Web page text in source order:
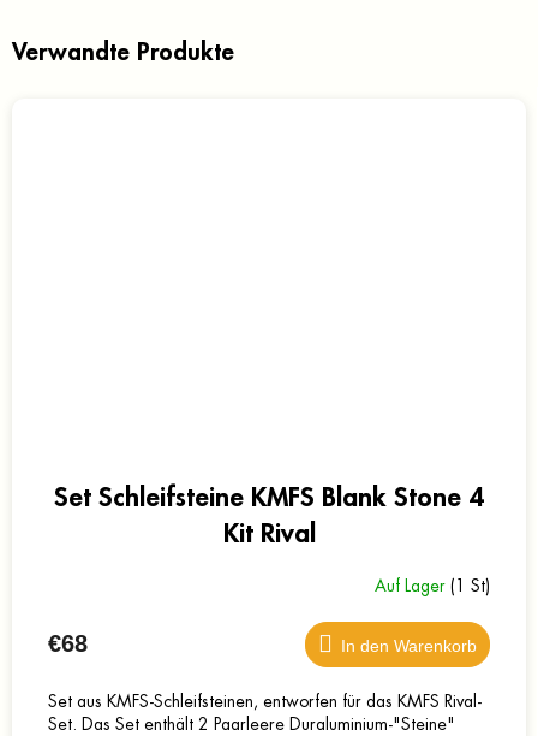
Verwandte Produkte
Set Schleifsteine KMFS Blank Stone 4
Kit Rival
Auf Lager (1 St)
€68 In den Warenkorb
Set aus KMFS-Schleifsteinen, entworfen für das KMFS Rival-
Set. Das Set enthält 2 Paarleere Duraluminium-"Steine"